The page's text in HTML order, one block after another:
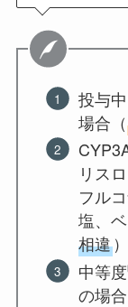
投与
場合（
リス
フル
塩、
相違）
中等
の場合